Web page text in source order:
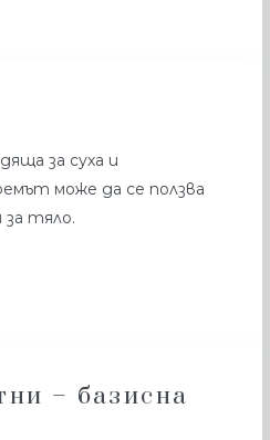
за суха и
може да се ползва
за тяло.
– базисна